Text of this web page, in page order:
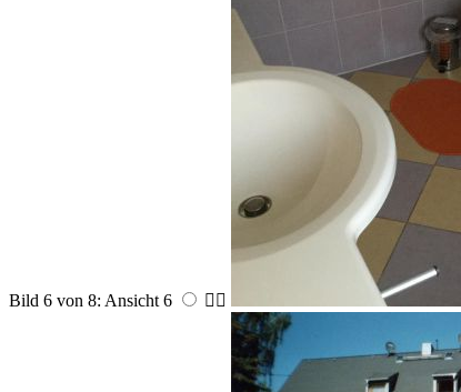
Bild 6 von 8: Ansicht 6  